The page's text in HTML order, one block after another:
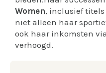
Women, inclusief titels
niet alleen haar
ook haar inkomsten
verhoogd.